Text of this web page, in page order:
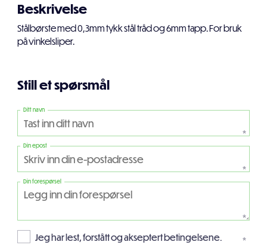
Beskrivelse
Stålbørste med 0,3mm tykk stål tråd og 6mm tapp. For bruk
på vinkelsliper.
Still et spørsmål
Ditt navn
*
Din epost
*
Din forespørsel
*
Jeg har lest, forstått og akseptert betingelsene. *